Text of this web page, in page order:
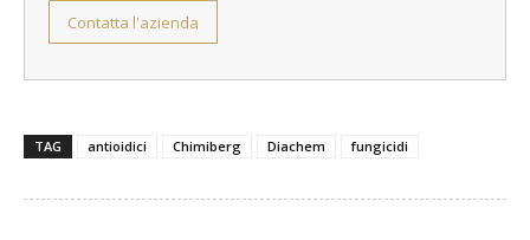
TAG antioidici Chimiberg Diachem fungicidi